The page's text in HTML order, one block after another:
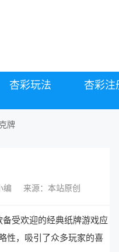
杏彩玩法 杏彩注
牌
编 来源：本站原创
受欢迎的经典纸牌游戏应
性，吸引了众多玩家的喜